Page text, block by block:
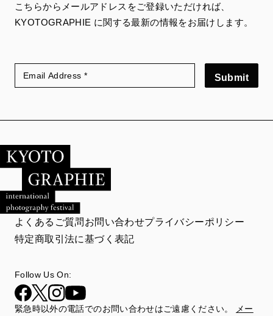
こちらからメールアドレスをご登録いただければ、
KYOTOGRAPHIE に関する最新の情報をお届けします。
Submit
よくあるご質問 お問い合わせプライバシーポリシー
特定商取引法に基づく表記
Follow Us On:
緊急時以外の電話でのお問い合わせはご遠慮ください。 メー